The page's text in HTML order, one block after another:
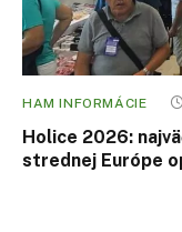
HAM INFORMÁCIE
Holice 2026:
strednej Európe